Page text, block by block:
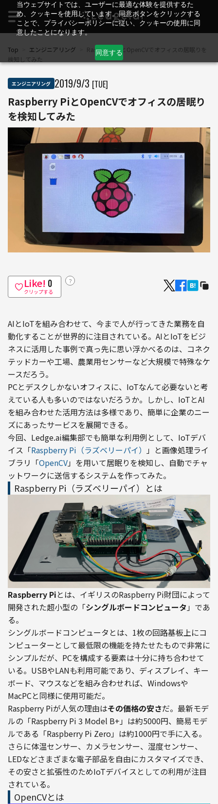
当ウェブサイトでは、ユーザーに最適な体験を提供するた
め、クッキーを使用しています。同意ボタンをクリックする
ことで、プライバシーポリシーに従い、クッキーの使用に同
意したことになります。
同意する
Top エンジニアリング
Raspberry PiとOpenCVでオフィスの居眠りを
検知してみた
エンジニアリング 2019/9/3 [TUE]
Raspberry PiとOpenCVでオフィスの居眠り
を検知してみた
Like! 0
クリップする
？
AIとIoTを組み合わせて、今まで人が行ってきた業務を自
動化することが世界的に注目されている。AIとIoTをビジ
ネスに活用した事例で真っ先に思い浮かべるのは、コネク
テッドカーや工場、農業用センサーなど大規模で特殊なケ
ースだろう。
PCとデスクしかないオフィスに、IoTなんて必要ないと考
えている人も多いのではないだろうか。しかし、IoTとAI
を組み合わせた活用方法は多様であり、簡単に企業のニー
ズにあったサービスを展開できる。
今回、Ledge.ai編集部でも簡単な利用例として、IoTデバ
イス「Raspberry Pi（ラズベリーパイ） 」と画像処理ライ
ブラリ「OpenCV」を用いて居眠りを検知し、自動でチャ
ットワークに送信するシステムを作ってみた。
Raspberry Pi（ラズベリーパイ）とは
Raspberry Piとは、イギリスのRaspberry Pi財団によって
開発された超小型の「シングルボードコンピュータ」であ
る。
シングルボードコンピュータとは、1枚の回路基板上にコ
ンピューターとして最低限の機能を持たせたもので非常に
シンプルだが、PCを構成する要素は十分に持ち合わせて
いる。USBやLANも利用可能であり、ディスプレイ、キー
ボード、マウスなどを組み合わせれば、Windowsや
MacPCと同様に使用可能だ。
Raspberry Piが人気の理由はその価格の安さだ。最新モデ
ルの「Raspberry Pi 3 Model B+」は約5000円、簡易モデ
ルである「Raspberry Pi Zero」は約1000円で手に入る。
さらに体温センサー、カメラセンサー、湿度センサー、
LEDなどさまざまな電子部品を自由にカスタマイズでき、
その安さと拡張性のためIoTデバイスとしての利用が注目
されている。
OpenCVとは